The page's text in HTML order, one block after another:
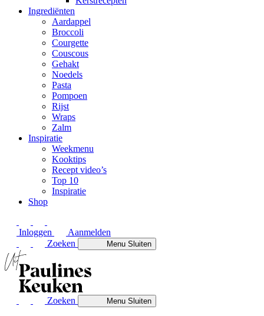
Ingrediënten
Aardappel
Broccoli
Courgette
Couscous
Gehakt
Noedels
Pasta
Pompoen
Rijst
Wraps
Zalm
Inspiratie
Weekmenu
Kooktips
Recept video’s
Top 10
Inspiratie
Shop
Inloggen
Aanmelden
Zoeken
MenuSluiten
Zoeken MenuSluiten